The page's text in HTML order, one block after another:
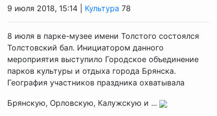
9 июля 2018, 15:14 | Культура 78
8 июля в парке-музее имени Толстого состоялся
Толстовский бал. Инициатором данного
мероприятия выступило Городское объединение
парков культуры и отдыха города Брянска.
География участников праздника охватывала
Брянскую, Орловскую, Калужскую и ...